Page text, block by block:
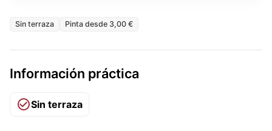
Sin terraza Pinta desde 3,00 €
Información práctica
Sin terraza